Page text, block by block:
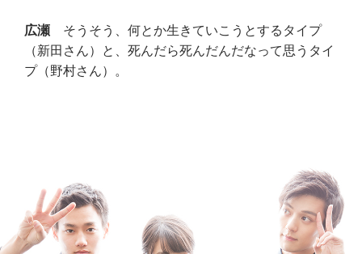
広瀬 そうそう、何とか生きていこうとするタイプ
（新田さん）と、死んだら死んだんだなって思うタイ
プ（野村さん）。